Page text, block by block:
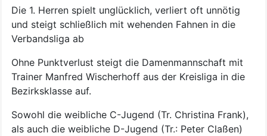
Die 1. Herren spielt unglücklich, verliert oft unnötig
und steigt schließlich mit wehenden Fahnen in die
Verbandsliga ab
Ohne Punktverlust steigt die Damenmannschaft mit
Trainer Manfred Wischerhoff aus der Kreisliga in die
Bezirksklasse auf.
Sowohl die weibliche C-Jugend (Tr. Christina Frank),
als auch die weibliche D-Jugend (Tr.: Peter Claßen)